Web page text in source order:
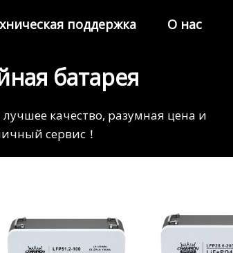
поддержка О нас
батарея
качество, разумная цена и
сервис！